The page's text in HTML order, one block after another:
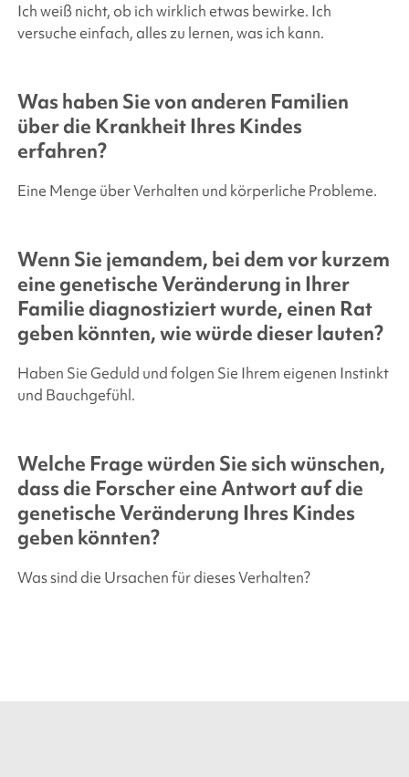
Ich weiß nicht, ob ich wirklich etwas bewirke. Ich
versuche einfach, alles zu lernen, was ich kann.
Was haben Sie von anderen Familien
über die Krankheit Ihres Kindes
erfahren?
Eine Menge über Verhalten und körperliche Probleme.
Wenn Sie jemandem, bei dem vor kurzem
eine genetische Veränderung in Ihrer
Familie diagnostiziert wurde, einen Rat
geben könnten, wie würde dieser lauten?
Haben Sie Geduld und folgen Sie Ihrem eigenen Instinkt
und Bauchgefühl.
Welche Frage würden Sie sich wünschen,
dass die Forscher eine Antwort auf die
genetische Veränderung Ihres Kindes
geben könnten?
Was sind die Ursachen für dieses Verhalten?